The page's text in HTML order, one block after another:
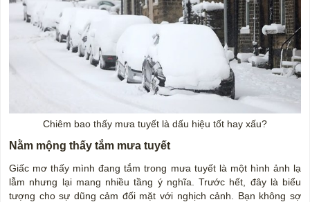
Chiêm bao thấy mưa tuyết là dấu hiệu tốt hay xấu?
Nằm mộng thấy tắm mưa tuyết
Giấc mơ thấy mình đang tắm trong mưa tuyết là một hình ảnh lạ
lẫm nhưng lại mang nhiều tầng ý nghĩa. Trước hết, đây là biểu
tượng cho sự dũng cảm đối mặt với nghịch cảnh. Bạn không sợ